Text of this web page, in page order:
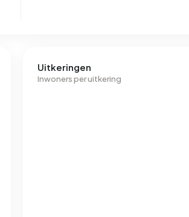
Uitkeringen
Inwoners per uitkering